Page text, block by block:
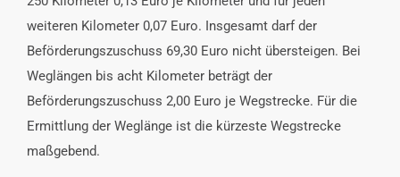
weiteren Kilometer 0,07 Euro. Insgesamt darf der
Beförderungszuschuss 69,30 Euro nicht übersteigen. Bei
Weglängen bis acht Kilometer beträgt der
Beförderungszuschuss 2,00 Euro je Wegstrecke. Für die
Ermittlung der Weglänge ist die kürzeste Wegstrecke
maßgebend.